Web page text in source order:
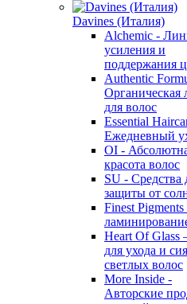
Davines (Италия)
Alchemic -
усиления и
поддержания
Authentic
Органическая
для волос
Essential
Eжедневный
OI -
красота волос
SU - Средства
защиты от
Finest
Heart Of Glass
для ухода и
светлых волос
More Inside -
Авторские